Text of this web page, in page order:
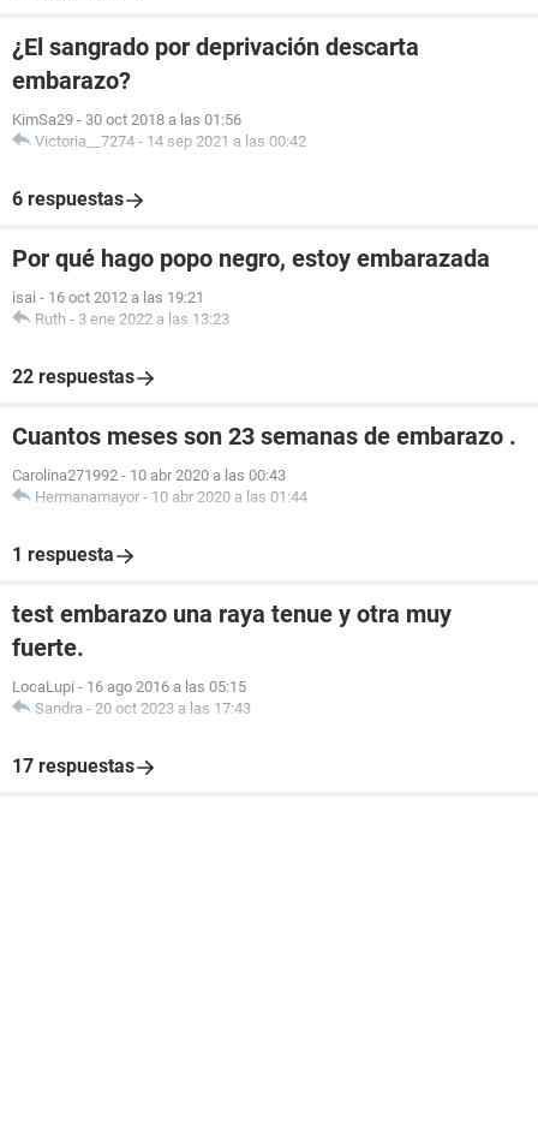
¿El sangrado por deprivación descarta
embarazo?
KimSa29 - 30 oct 2018 a las 01:56
Victoria__7274 - 14 sep 2021 a las 00:42
6 respuestas
Por qué hago popo negro, estoy embarazada
isai - 16 oct 2012 a las 19:21
Ruth - 3 ene 2022 a las 13:23
22 respuestas
Cuantos meses son 23 semanas de embarazo .
Carolina271992 - 10 abr 2020 a las 00:43
Hermanamayor - 10 abr 2020 a las 01:44
1 respuesta
test embarazo una raya tenue y otra muy
fuerte.
LocaLupi - 16 ago 2016 a las 05:15
Sandra - 20 oct 2023 a las 17:43
17 respuestas